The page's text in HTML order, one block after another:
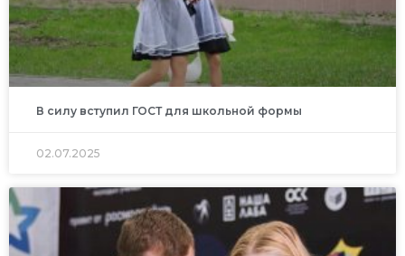
В силу вступил ГОСТ для школьной формы
02.07.2025